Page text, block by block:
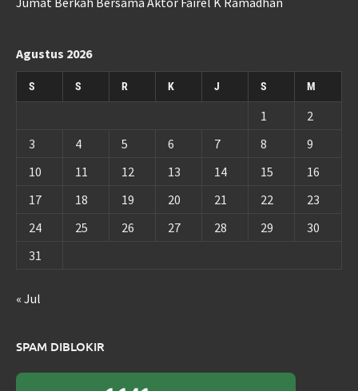
Agustus 2026
S S R K J S M
1
2
3
4 5 6 7 8
9
10
11 12 13 14 15
16
17
18 19 20 21 22
23
24
25 26 27 28 29
30
31
« Jul
SPAM DIBLOKIR